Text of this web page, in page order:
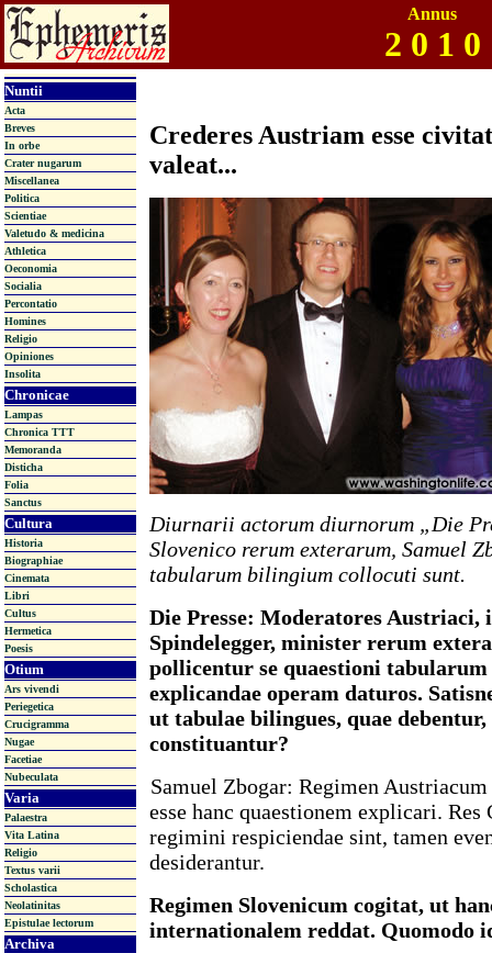
Annus
2 0 1 0
Nuntii
Acta
Breves
In orbe
Crater nugarum
Miscellanea
Politica
Scientiae
Valetudo & medicina
Athletica
Oeconomia
Socialia
Percontatio
Homines
Religio
Opiniones
Insolita
Chronicae
Lampas
Chronica TTT
Memoranda
Disticha
Folia
Sanctus
Cultura
Historia
Biographiae
Cinemata
Libri
Cultus
Hermetica
Poesis
Otium
Ars vivendi
Periegetica
Crucigramma
Nugae
Facetiae
Nubeculata
Varia
Palaestra
Vita Latina
Religio
Textus varii
Scholastica
Neolatinitas
Epistulae lectorum
Archiva
Crederes Austriam esse
valeat...
Diurnarii actorum diurnorum „Die
Slovenico rerum exterarum, Samuel
tabularum bilingium collocuti sunt.
Die Presse: Moderatores Austriaci,
Spindelegger, minister rerum
pollicentur se quaestioni
explicandae operam daturos.
ut tabulae bilingues, quae
constituantur?
Samuel Zbogar: Regimen Austriacum
esse hanc quaestionem explicari.
regimini respiciendae sint, tamen
desiderantur.
Regimen Slovenicum cogitat, ut
internationalem reddat. Quomodo